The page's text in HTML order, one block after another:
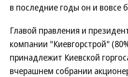
в последние годы он и вовсе
Главой правления и
компании "Киевгорстрой"
принадлежит Киевской
вчерашнем собрании